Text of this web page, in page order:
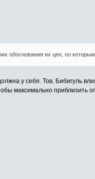
обоснования их цен, по
у себя. Тов. Бибигуль
максимально приблизить